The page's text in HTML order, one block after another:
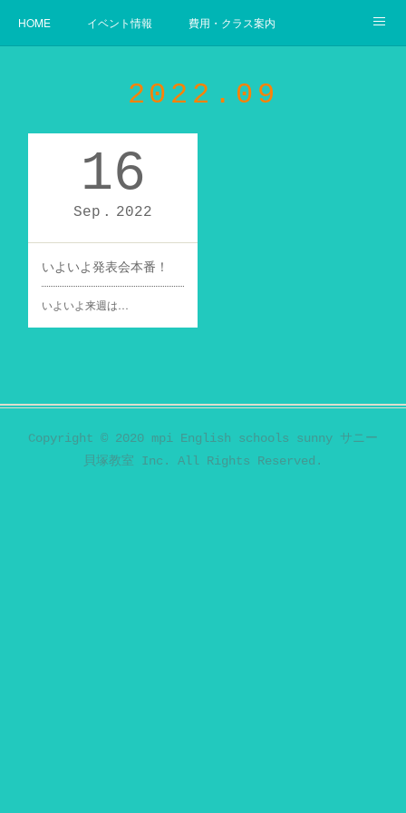
HOME イベント情報 費用・クラス案内
2022 . 09
16
Sep 2022
いよいよ発表会本番！
いよいよ来週は…
Copyright © 2020 mpi English schools sunny サニー
貝塚教室 Inc. All Rights Reserved.